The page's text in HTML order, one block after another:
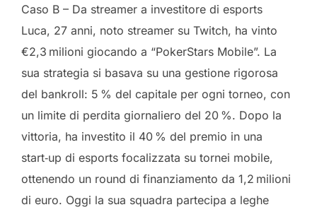
Caso B – Da streamer a investitore di esports
Luca, 27 anni, noto streamer su Twitch, ha vinto
€2,3 milioni giocando a “PokerStars Mobile”. La
sua strategia si basava su una gestione rigorosa
del bankroll: 5 % del capitale per ogni torneo, con
un limite di perdita giornaliero del 20 %. Dopo la
vittoria, ha investito il 40 % del premio in una
start‑up di esports focalizzata su tornei mobile,
ottenendo un round di finanziamento da 1,2 milioni
di euro. Oggi la sua squadra partecipa a leghe